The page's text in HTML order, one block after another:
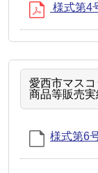
様式第4
愛西市マスコ
商品等販売
様式第6